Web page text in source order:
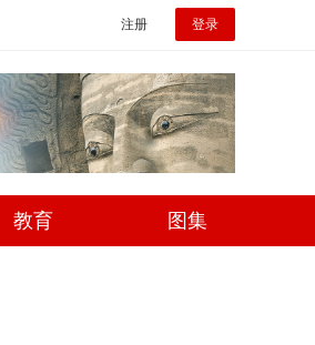
注册 登录
教育 图集